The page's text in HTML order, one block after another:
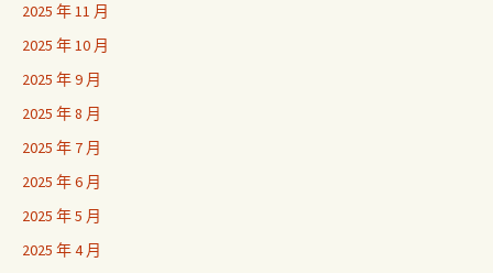
2025 年 11 月
2025 年 10 月
2025 年 9 月
2025 年 8 月
2025 年 7 月
2025 年 6 月
2025 年 5 月
2025 年 4 月